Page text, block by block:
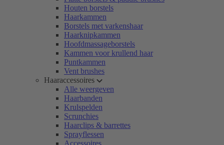
Houten borstels
Haarkammen
Borstels met varkenshaar
Haarknipkammen
Hoofdmassageborstels
Kammen voor krullend haar
Puntkammen
Vent brushes
Haaraccessoires
Alle weergeven
Haarbanden
Krulspelden
Scrunchies
Haarclips & barrettes
Sprayflessen
Accessoires